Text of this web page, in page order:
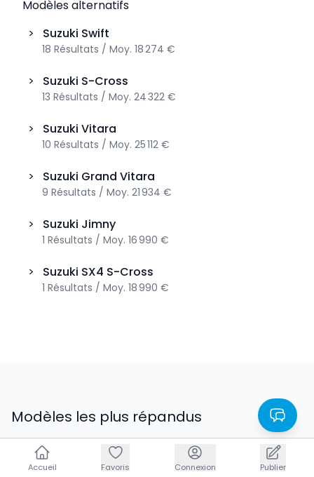
Modèles alternatifs
>
Suzuki Swift
18 Résultats / Moy. 18 274 €
> Suzuki S-Cross
13 Résultats / Moy. 24 322 €
> Suzuki Vitara
10 Résultats / Moy. 25 112 €
> Suzuki Grand Vitara
9 Résultats / Moy. 21 934 €
> Suzuki Jimny
1 Résultats / Moy. 16 990 €
> Suzuki SX4 S-Cross
1 Résultats / Moy. 18 990 €
Modèles les plus répandus
BMW: X1 ,X2
Audi: A1, Q3,A5
Accueil Favoris Connexion Publier
Accueil Favoris Connexion Publier